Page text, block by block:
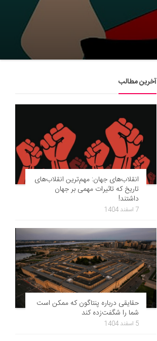
آخرین مطالب
انقلاب‌های جهان: مهم‌ترین انقلاب‌های
تاریخ که تاثیرات مهمی بر جهان
داشتند!
7 اسفند 1404
حقایقی درباره پنتاگون که ممکن است
شما را شگفت‌زده کند
5 اسفند 1404